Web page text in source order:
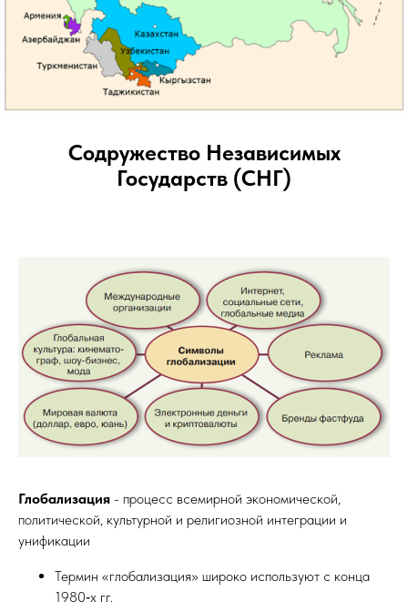
Содружество Независимых
Государств (СНГ)
Глобализация - процесс всемирной экономической,
политической, культурной и религиозной интеграции и
унификации
Термин «глобализация» широко используют с конца
1980‑х гг.